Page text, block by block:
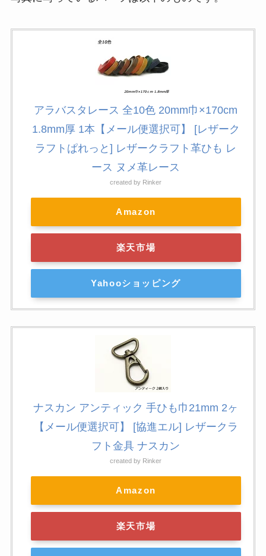
アラバスタレース 全10色 20mm巾×170cm
1.8mm厚 1本【メール便選択可】 [レザーク
ラフトぱれっと] レザークラフト革ひも レ
ース ヌメ革レース
created by Rinker
Amazon
楽天市場
Yahooショッピング
ナスカン アンティック 手ひも巾21mm 2ヶ
【メール便選択可】 [協進エル] レザークラ
フト金具 ナスカン
created by Rinker
Amazon
楽天市場